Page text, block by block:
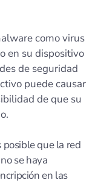
como virus
en su dispositivo
de seguridad
puede causar
de que su
que la red
se haya
en las